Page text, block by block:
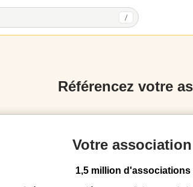
/
Référencez votre
Votre
1,5 million